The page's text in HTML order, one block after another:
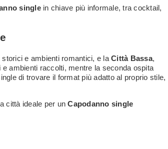
singlein chiave più informale, tra cocktail,
e ambienti romantici, e la Città Bassa,
ambienti raccolti, mentre la seconda ospita
di trovare il format più adatto al proprio stile,
città ideale per unCapodanno single